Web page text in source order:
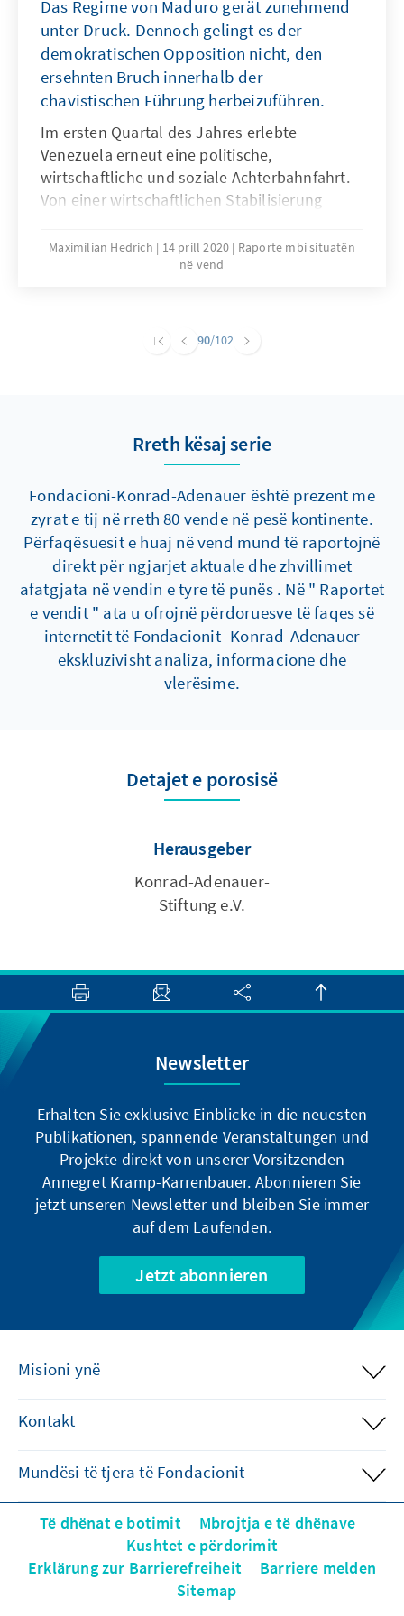
Beitrittsverhandlungen mit Albanien und
Nordmazedonien gegeben hatte. Ein Schritt
mit langer Vorgeschichte und womöglich
wegweisend für die gesamte Region.
Das Regime von Maduro gerät zunehmend
unter Druck. Dennoch gelingt es der
demokratischen Opposition nicht, den
ersehnten Bruch innerhalb der
chavistischen Führung herbeizuführen.
Im ersten Quartal des Jahres erlebte
Venezuela erneut eine politische,
wirtschaftliche und soziale Achterbahnfahrt.
Von einer wirtschaftlichen Stabilisierung
das Land augenblicklich noch weit entfernt.
Eine erfolgreiche internationale Reise von
Opposition bisher nicht für die Erreichung des
Maximilian Hedrich 14 prill 2020
Raporte mbi situatën
në vend
90/102
Rreth kësaj serie
Fondacioni-Konrad-Adenauer është prezent me
zyrat e tij në rreth 80 vende në pesë kontinente.
Përfaqësuesit e huaj në vend mund të raportojnë
direkt për ngjarjet aktuale dhe zhvillimet
afatgjata në vendin e tyre të punës . Në " Raportet
e vendit " ata u ofrojnë përdoruesve të faqes së
internetit të Fondacionit- Konrad-Adenauer
ekskluzivisht analiza, informacione dhe
vlerësime.
Detajet e porosisë
Herausgeber
Konrad-Adenauer-
Stiftung e.V.
Newsletter
Erhalten Sie exklusive Einblicke in die neuesten
Publikationen, spannende Veranstaltungen und
Projekte direkt von unserer Vorsitzenden
Annegret Kramp-Karrenbauer. Abonnieren Sie
jetzt unseren Newsletter und bleiben Sie immer
auf dem Laufenden.
Jetzt abonnieren
Misioni ynë
Kontakt
Mundësi të tjera të Fondacionit
Të dhënat e botimit
Mbrojtja e të dhënave
Kushtet e përdorimit
Erklärung zur Barrierefreiheit
Barriere melden
Sitemap